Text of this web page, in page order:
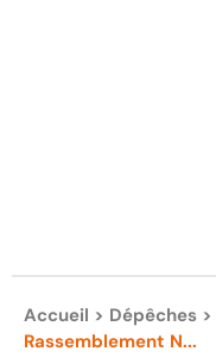
Accueil > Dépêches >
Rassemblement N...